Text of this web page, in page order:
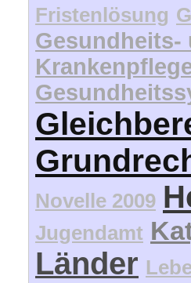
Fristenlösung
Gesundheits-
Novelle 2009
Jugendamt
Länder